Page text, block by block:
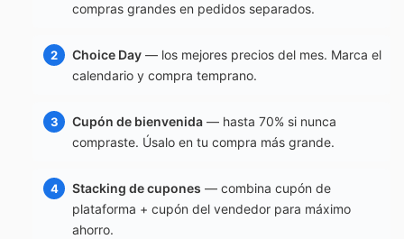
compras grandes en pedidos separados.
Choice Day — los mejores precios del mes. Marca el
calendario y compra temprano.
Cupón de bienvenida — hasta 70% si nunca
compraste. Úsalo en tu compra más grande.
Stacking de cupones — combina cupón de
plataforma + cupón del vendedor para máximo
ahorro.